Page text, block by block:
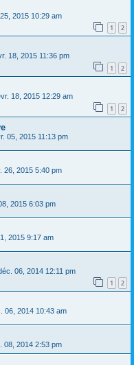
2015 10:29 am
1 2
18, 2015 11:36 pm
1 2
18, 2015 12:29 am
1 2
05, 2015 11:13 pm
26, 2015 5:40 pm
2015 6:03 pm
2015 9:17 am
06, 2014 12:11 pm
1 2
06, 2014 10:43 am
08, 2014 2:53 pm